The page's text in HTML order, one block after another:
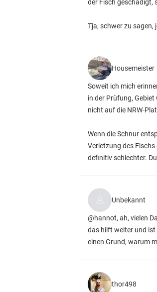
der Fisch geschädigt,
Tja, schwer zu sagen,
Housemeister
Soweit ich mich
in der Prüfung,
nicht auf die NRW-
Wenn die Schnur
Verletzung des
definitiv schlechter.
Unbekannt
@hannot, ah, vielen
das hilft weiter und ist
einen Grund, warum
thor498